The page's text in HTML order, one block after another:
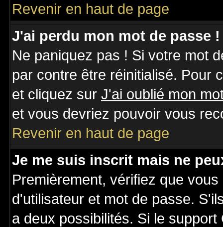
Revenir en haut de page
J'ai perdu mon mot de passe !
Ne paniquez pas ! Si votre mot
par contre être réinitialisé. Pour
et cliquez sur J'ai oublié mon
et vous devriez pouvoir vous
Revenir en haut de page
Je me suis inscrit mais ne
Premièrement, vérifiez que
d'utilisateur et mot de passe.
a deux possibilités. Si le